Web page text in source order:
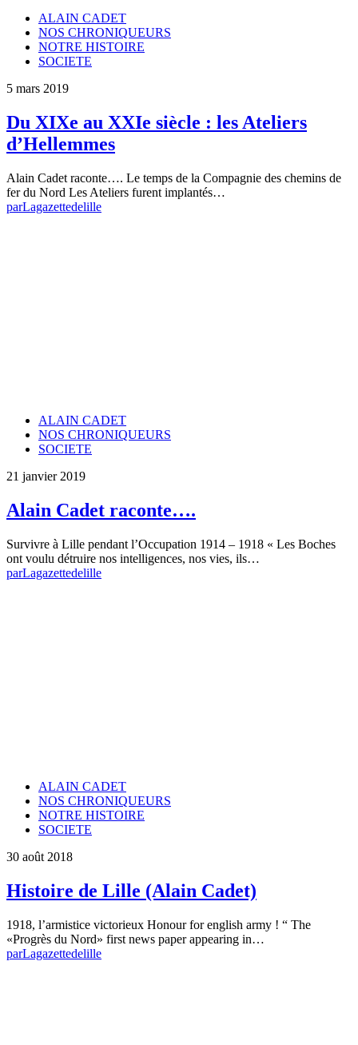
ALAIN CADET
NOS CHRONIQUEURS
NOTRE HISTOIRE
SOCIETE
5 mars 2019
Du XIXe au XXIe siècle : les Ateliers
d’Hellemmes
Alain Cadet raconte…. Le temps de la Compagnie des chemins de
fer du Nord Les Ateliers furent implantés…
parLagazettedelille
ALAIN CADET
NOS CHRONIQUEURS
SOCIETE
21 janvier 2019
Alain Cadet raconte….
Survivre à Lille pendant l’Occupation 1914 – 1918 « Les Boches
ont voulu détruire nos intelligences, nos vies, ils…
parLagazettedelille
ALAIN CADET
NOS CHRONIQUEURS
NOTRE HISTOIRE
SOCIETE
30 août 2018
Histoire de Lille (Alain Cadet)
1918, l’armistice victorieux Honour for english army ! “ The
«Progrès du Nord» first news paper appearing in…
parLagazettedelille